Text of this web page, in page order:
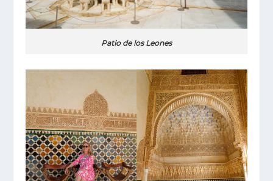
Patio de los Leones